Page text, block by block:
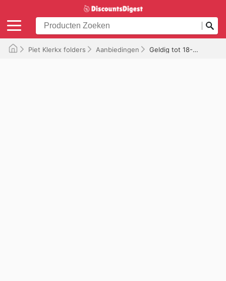
Piet Klerkx folders Aanbiedingen Geldig tot 18-06-2026